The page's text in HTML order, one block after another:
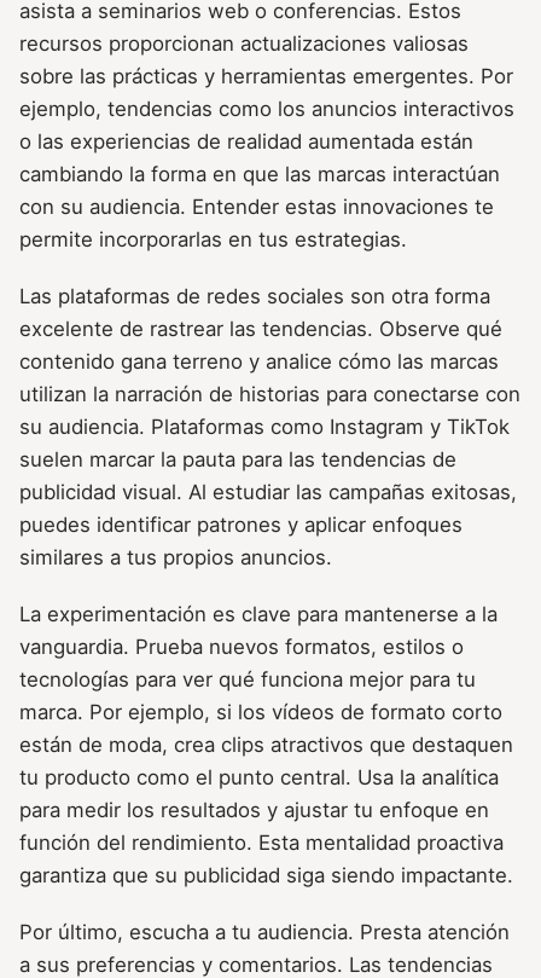
asista a seminarios web o conferencias. Estos
recursos proporcionan actualizaciones valiosas
sobre las prácticas y herramientas emergentes. Por
ejemplo, tendencias como los anuncios interactivos
o las experiencias de realidad aumentada están
cambiando la forma en que las marcas interactúan
con su audiencia. Entender estas innovaciones te
permite incorporarlas en tus estrategias.
Las plataformas de redes sociales son otra forma
excelente de rastrear las tendencias. Observe qué
contenido gana terreno y analice cómo las marcas
utilizan la narración de historias para conectarse con
su audiencia. Plataformas como Instagram y TikTok
suelen marcar la pauta para las tendencias de
publicidad visual. Al estudiar las campañas exitosas,
puedes identificar patrones y aplicar enfoques
similares a tus propios anuncios.
La experimentación es clave para mantenerse a la
vanguardia. Prueba nuevos formatos, estilos o
tecnologías para ver qué funciona mejor para tu
marca. Por ejemplo, si los vídeos de formato corto
están de moda, crea clips atractivos que destaquen
tu producto como el punto central. Usa la analítica
para medir los resultados y ajustar tu enfoque en
función del rendimiento. Esta mentalidad proactiva
garantiza que su publicidad siga siendo impactante.
Por último, escucha a tu audiencia. Presta atención
a sus preferencias y comentarios. Las tendencias